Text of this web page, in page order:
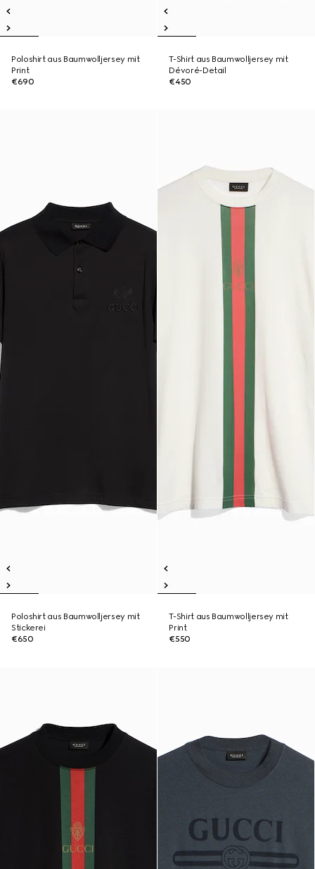
Poloshirt aus Baumwolljersey mit
Print
€690
T-Shirt aus Baumwolljersey mit
Dévoré-Detail
€450
Poloshirt aus Baumwolljersey mit
Stickerei
€650
T-Shirt aus Baumwolljersey mit
Print
€550